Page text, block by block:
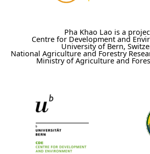
Pha Khao Lao is a
Centre for Development and
University of Bern,
National Agriculture and Forestry
Ministry of Agriculture and